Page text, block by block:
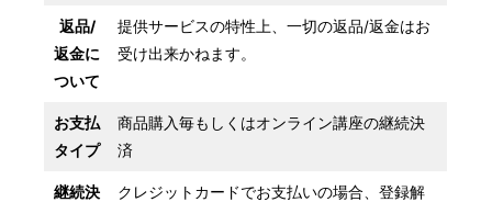
返品/
返金に
ついて
提供サービスの特性上、一切の返品/返金はお
受け出来かねます。
お支払
タイプ
商品購入毎もしくはオンライン講座の継続決
済
継続決
クレジットカードでお支払いの場合、登録解